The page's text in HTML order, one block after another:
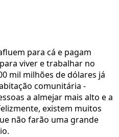
para cá e pagam
viver e trabalhar no
mil milhões de dólares já
comunitária -
a almejar mais alto e a
existem muitos
não farão uma grande